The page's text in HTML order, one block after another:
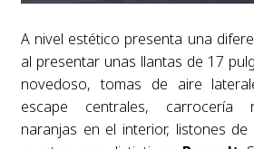
A nivel estético presenta una
al presentar unas llantas de 17
novedoso, tomas de aire
escape centrales, carrocería
naranjas en el interior, listones